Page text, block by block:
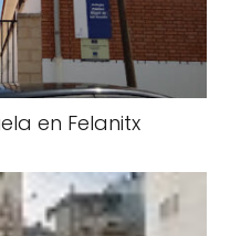
en Felanitx